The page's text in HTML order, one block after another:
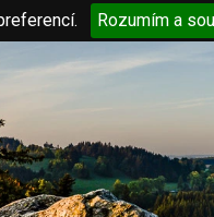
Rozumím a